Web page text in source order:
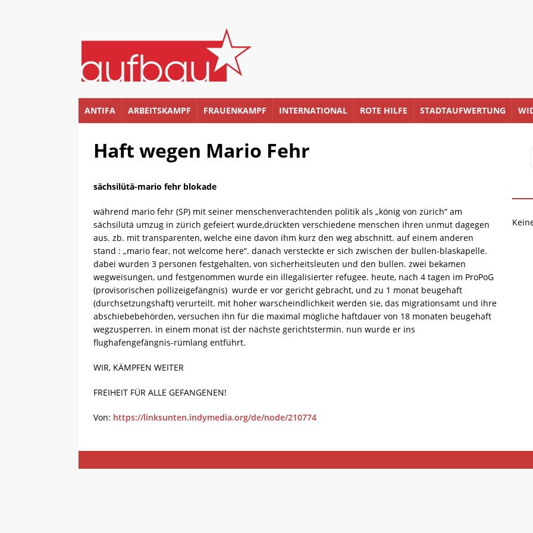
ANTIFA ARBEITSKAMPF FRAUENKAMPF INTERNATIONAL ROTE HILFE STADTAUFWERTUNG
Haft wegen Mario Fehr
sächsilütä-mario fehr blokade
während mario fehr (SP) mit seiner menschenverachtenden politik als „könig von zürich“ am
sächsilütä umzug in zürich gefeiert wurde,drückten verschiedene menschen ihren unmut dagegen
aus. zb. mit transparenten, welche eine davon ihm kurz den weg abschnitt. auf einem anderen
stand : „mario fear, not welcome here“. danach versteckte er sich zwischen der bullen-blaskapelle.
dabei wurden 3 personen festgehalten, von sicherheitsleuten und den bullen. zwei bekamen
wegweisungen, und festgenommen wurde ein illegalisierter refugee. heute, nach 4 tagen im ProPoG
(provisorischen pollizeigefängnis) wurde er vor gericht gebracht, und zu 1 monat beugehaft
(durchsetzungshaft) verurteilt. mit hoher warscheindlichkeit werden sie, das migrationsamt und ihre
abschiebebehörden, versuchen ihn für die maximal mögliche haftdauer von 18 monaten beugehaft
wegzusperren. in einem monat ist der nächste gerichtstermin. nun wurde er ins
flughafengefängnis-rümlang entführt.
WIR, KÄMPFEN WEITER
FREIHEIT FÜR ALLE GEFANGENEN!
Von: https://linksunten.indymedia.org/de/node/210774